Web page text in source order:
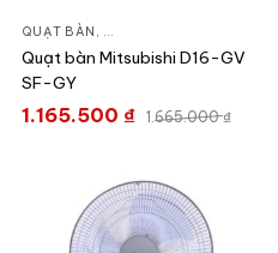
QUẠT BÀN , QUẠT ĐIỆN, QUẠT TRẦN
Quạt bàn Mitsubishi D16-GV
SF-GY
1.165.500 ₫ 1.665.000₫